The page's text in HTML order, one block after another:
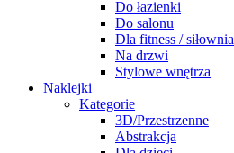
Do łazienki
Do salonu
Dla fitness / siłownia
Na drzwi
Stylowe wnętrza
Naklejki
Kategorie
3D/Przestrzenne
Abstrakcja